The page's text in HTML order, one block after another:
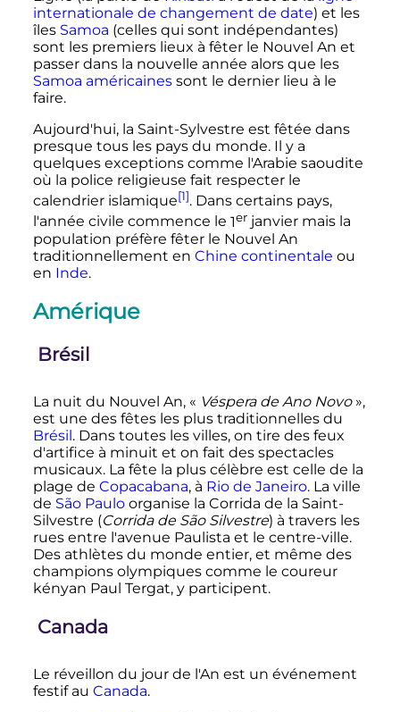
internationale de changement de date) et les
îles Samoa (celles qui sont indépendantes)
sont les premiers lieux à fêter le Nouvel An et
passer dans la nouvelle année alors que les
Samoa américainessont le dernier lieu à le
faire.
Aujourd'hui, la Saint-Sylvestre est fêtée dans
presque tous les pays du monde. Il y a
quelques exceptions comme l'Arabie saoudite
où la police religieuse fait respecter le
calendrier islamique[1]. Dans certains pays,
l'année civile commence le 1erjanvier mais la
population préfère fêter le Nouvel An
traditionnellement en Chine continentale ou
en Inde.
Amérique
Brésil
La nuit du Nouvel An, « Véspera de Ano Novo »,
est une des fêtes les plus traditionnelles du
Brésil. Dans toutes les villes, on tire des feux
d'artifice à minuit et on fait des spectacles
musicaux. La fête la plus célèbre est celle de la
plage de Copacabana, à Rio de Janeiro. La ville
de São Pauloorganise la Corrida de la Saint-
Silvestre (Corrida de São Silvestre) à travers les
rues entre l'avenue Paulista et le centre-ville.
Des athlètes du monde entier, et même des
champions olympiques comme le coureur
kényan Paul Tergat, y participent.
Canada
Le réveillon du jour de l'An est un événement
festif au Canada.